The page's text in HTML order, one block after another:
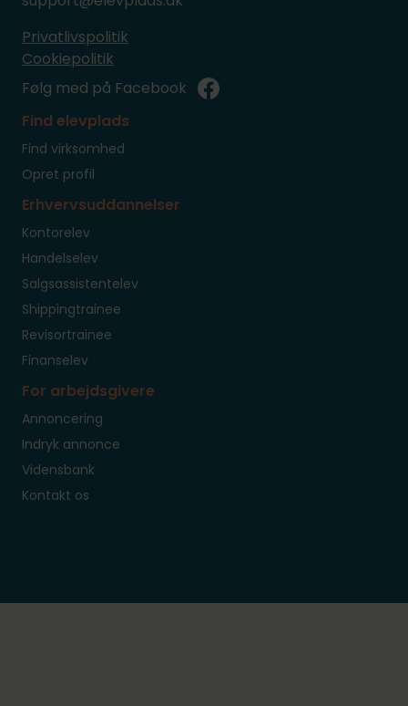
Privatlivspolitik
Cookiepolitik
Følg med på Facebook
Find elevplads
Find virksomhed
Opret profil
Erhvervsuddannelser
Kontorelev
Handelselev
Salgsassistentelev
Shippingtrainee
Revisortrainee
Finanselev
For arbejdsgivere
Annoncering
Indryk annonce
Vidensbank
Kontakt os